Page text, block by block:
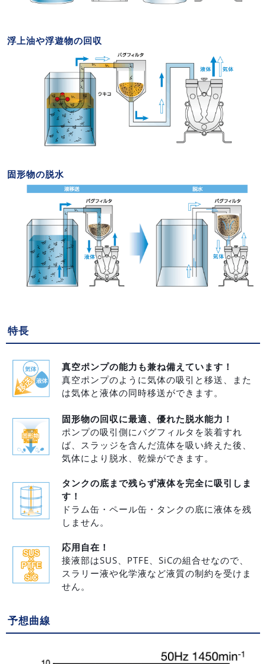
浮上油や浮遊物の回収
固形物の脱水
特長
真空ポンプの能力も兼ね備えています！
真空ポンプのように気体の吸引と移送、また
は気体と液体の同時移送ができます。
固形物の回収に最適、優れた脱水能力！
ポンプの吸引側にバグフィルタを装着すれ
ば、スラッジを含んだ流体を吸い終えた後、
気体により脱水、乾燥ができます。
タンクの底まで残らず液体を完全に吸引しま
す！
ドラム缶・ペール缶・タンクの底に液体を残
しません。
応用自在！
接液部はSUS、PTFE、SiCの組合せなので、
スラリー液や化学液など液質の制約を受けま
せん。
予想曲線